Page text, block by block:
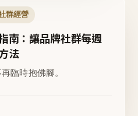
群經營
南：讓品牌社群每週
法
臨時抱佛腳。